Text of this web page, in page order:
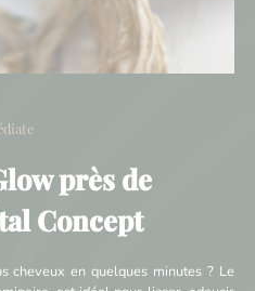
près de
Concept
cheveux en quelques minutes ? Le